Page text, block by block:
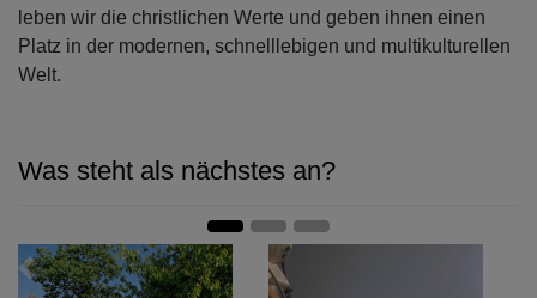
leben wir die christlichen Werte und geben ihnen einen
Platz in der modernen, schnelllebigen und multikulturellen
Welt.
Was steht als nächstes an?
Zurück